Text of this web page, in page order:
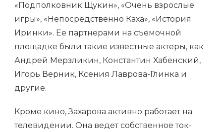
«Подполковник Щукин», «Очень взрослые
игры», «Непосредственно Каха», «История
Иринки». Ее партнерами на съемочной
площадке были такие известные актеры, как
Андрей Мерзликин, Константин Хабенский,
Игорь Верник, Ксения Лаврова-Глинка и
другие.
Кроме кино, Захарова активно работает на
телевидении. Она ведет собственное ток-